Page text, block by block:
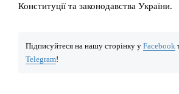
Конституції та законодавства України.
Підписуйтеся на нашу сторінку у Facebook
Telegram!